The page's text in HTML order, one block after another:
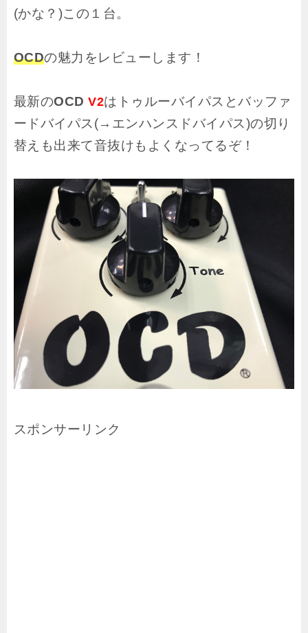
(かな？)この１台。
OCDの魅力をレビューします！
最新のOCDV2はトゥルーバイパスとバッファ
ードバイパス(→エンハンスドバイパス)の切り
替えも出来て音抜けもよくなってるぞ！
スポンサーリンク